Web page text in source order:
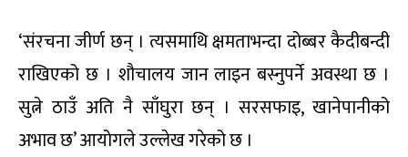
‘संरचना जीर्ण छन् । त्यसमाथि क्षमताभन्दा दोब्बर कैदीबन्दी
राखिएको छ । शौचालय जान लाइन बस्नुपर्ने अवस्था छ ।
सुत्ने ठाउँ अति नै साँघुरा छन् । सरसफाइ, खानेपानीको
अभाव छ’ आयोगले उल्लेख गरेको छ ।